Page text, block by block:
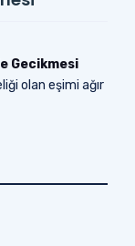
Gecikmesi
olan eşimi ağır